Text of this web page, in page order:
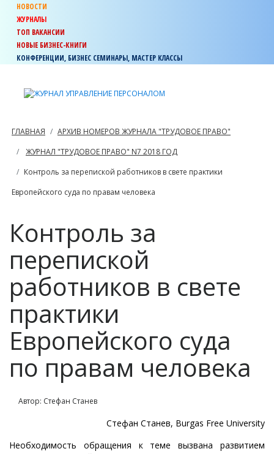
НОВОСТИ
ЖУРНАЛЫ
ТОП ВАКАНСИИ
НОВЫЕ БИЗНЕС-КНИГИ
КОНФЕРЕНЦИИ, БИЗНЕС СЕМИНАРЫ, МАСТЕР КЛАССЫ
ГЛАВНАЯ
АРХИВ НОМЕРОВ ЖУРНАЛА "ТРУДОВОЕ ПРАВО"
ЖУРНАЛ "ТРУДОВОЕ ПРАВО" N7 2018 ГОД
Контроль за перепиской работников в свете практики
Европейского суда по правам человека
Контроль за
перепиской
работников в свете
практики
Европейского суда
по правам человека
Автор: Стефан Станев
Стефан Станев, Burgas Free University
Необходимость обращения к теме вызвана развитием